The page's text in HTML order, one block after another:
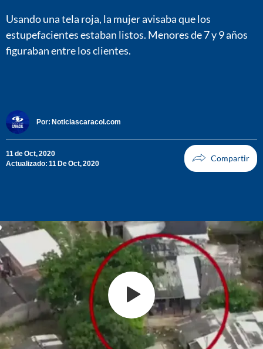
Usando una tela roja, la mujer avisaba que los
estupefacientes estaban listos. Menores de 7 y 9 años
figuraban entre los clientes.
Por: Noticiascaracol.com
11 de Oct, 2020
Actualizado: 11 De Oct, 2020